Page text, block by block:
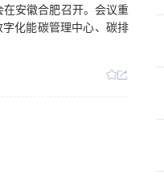
安徽合肥召开。会议重
化能碳管理中心、碳排